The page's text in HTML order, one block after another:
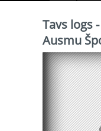
Tavs logs
Ausmu